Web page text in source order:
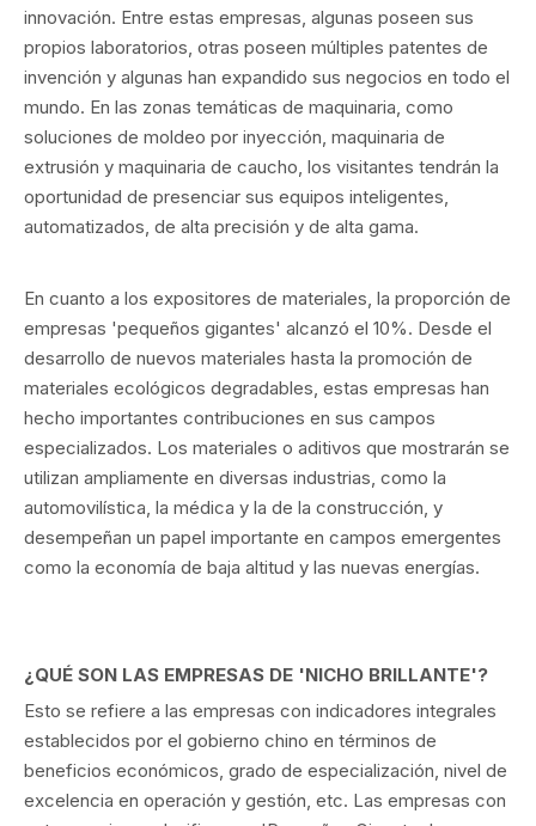
innovación. Entre estas empresas, algunas poseen sus
propios laboratorios, otras poseen múltiples patentes de
invención y algunas han expandido sus negocios en todo el
mundo. En las zonas temáticas de maquinaria, como
soluciones de moldeo por inyección, maquinaria de
extrusión y maquinaria de caucho, los visitantes tendrán la
oportunidad de presenciar sus equipos inteligentes,
automatizados, de alta precisión y de alta gama.
En cuanto a los expositores de materiales, la proporción de
empresas 'pequeños gigantes' alcanzó el 10%. Desde el
desarrollo de nuevos materiales hasta la promoción de
materiales ecológicos degradables, estas empresas han
hecho importantes contribuciones en sus campos
especializados. Los materiales o aditivos que mostrarán se
utilizan ampliamente en diversas industrias, como la
automovilística, la médica y la de la construcción, y
desempeñan un papel importante en campos emergentes
como la economía de baja altitud y las nuevas energías.
¿QUÉ SON LAS EMPRESAS DE 'NICHO BRILLANTE'?
Esto se refiere a las empresas con indicadores integrales
establecidos por el gobierno chino en términos de
beneficios económicos, grado de especialización, nivel de
excelencia en operación y gestión, etc. Las empresas con